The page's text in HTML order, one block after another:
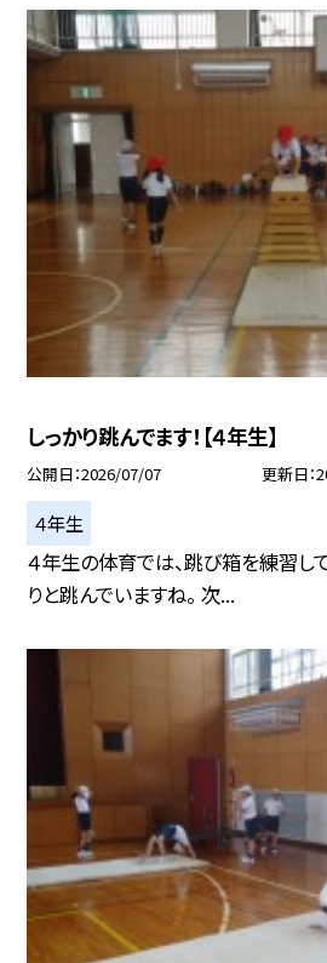
しっかり跳んでます！【４年生】
公開日 2026/07/07 更新日
４年生
４年生の体育では、跳び箱を練習し
りと跳んでいますね。 次...